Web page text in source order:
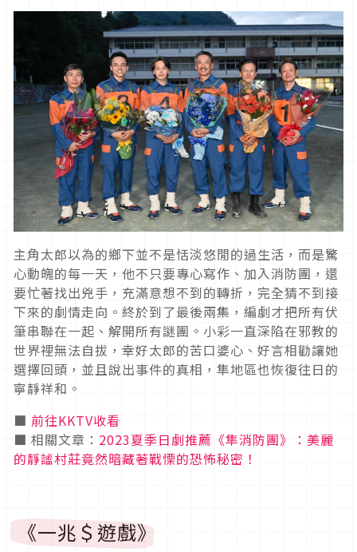
主角太郎以為的鄉下並不是恬淡悠閒的過生活，而是驚
心動魄的每一天，他不只要專心寫作、加入消防團，還
要忙著找出兇手，充滿意想不到的轉折，完全猜不到接
下來的劇情走向。終於到了最後兩集，編劇才把所有伏
筆串聯在一起、解開所有謎團。小彩一直深陷在邪教的
世界裡無法自拔，幸好太郎的苦口婆心、好言相勸讓她
選擇回頭，並且說出事件的真相，隼地區也恢復往日的
寧靜祥和。
■ 前往KKTV收看
■ 相關文章： 2023夏季日劇推薦《隼消防團》：美麗
的靜謐村莊竟然暗藏著戰慄的恐怖秘密！
《一兆＄遊戲》